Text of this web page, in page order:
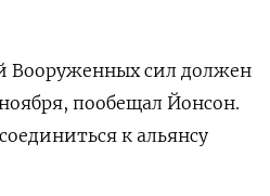
Вооруженных сил должен
пообещал Йонсон.
к альянсу